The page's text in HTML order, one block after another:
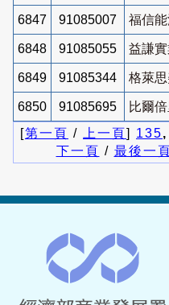
6847 91085007 福信
6848 91085055 益謙
6849 91085344 格萊
6850 91085695
比爾
[第一頁 / 上一頁] 135,
下一頁 / 最後一